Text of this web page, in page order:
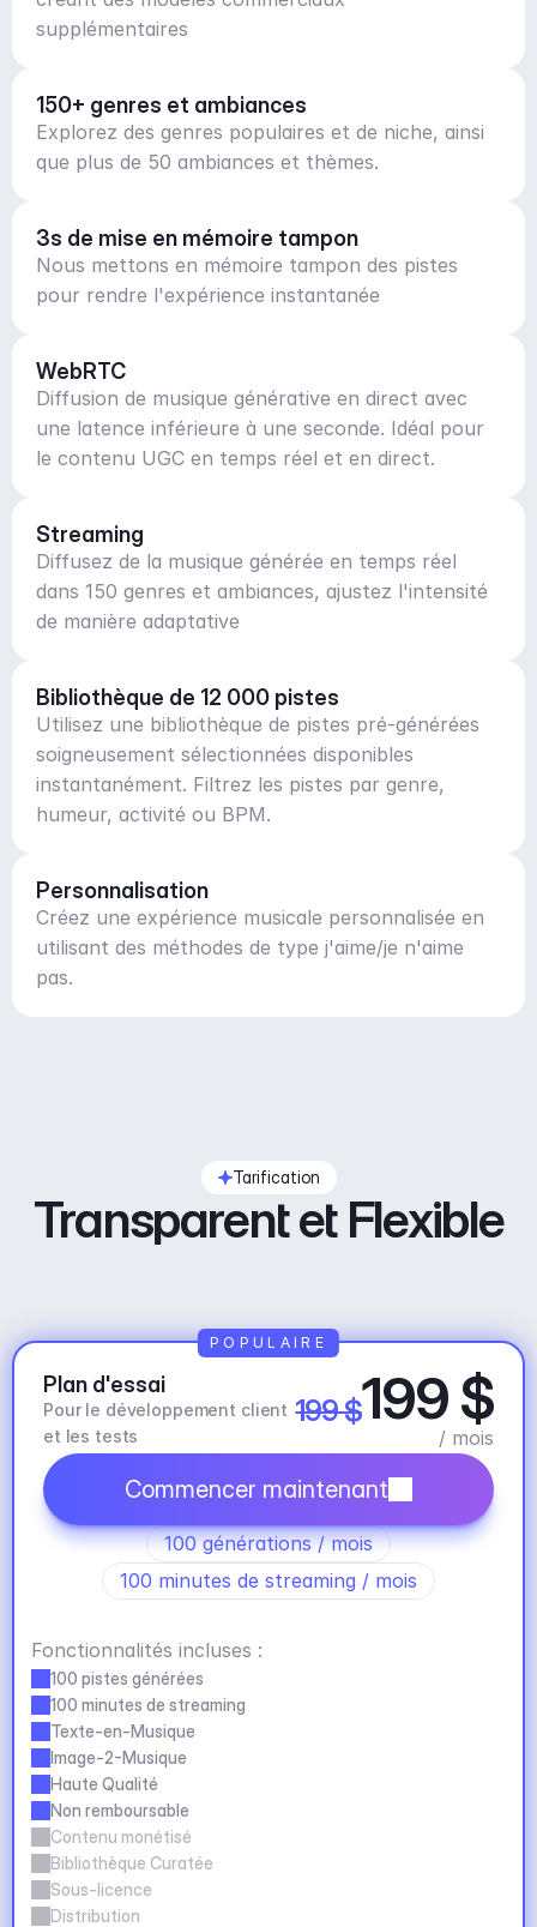
supplémentaires
150+ genres et ambiances
Explorez des genres populaires et de niche, ainsi
que plus de 50 ambiances et thèmes.
3s de mise en mémoire tampon
Nous mettons en mémoire tampon des pistes
pour rendre l'expérience instantanée
WebRTC
Diffusion de musique générative en direct avec
une latence inférieure à une seconde. Idéal pour
le contenu UGC en temps réel et en direct.
Streaming
Diffusez de la musique générée en temps réel
dans 150 genres et ambiances, ajustez l'intensité
de manière adaptative
Bibliothèque de 12 000 pistes
Utilisez une bibliothèque de pistes pré-générées
soigneusement sélectionnées disponibles
instantanément. Filtrez les pistes par genre,
humeur, activité ou BPM.
Personnalisation
Créez une expérience musicale personnalisée en
utilisant des méthodes de type j'aime/je n'aime
pas.
Tarification
Transparent et Flexible
Plan d'essai
Pour le développement client
et les tests
199 $199 $
/ mois
Commencer maintenant
100 générations / mois
100 minutes de streaming / mois
Fonctionnalités incluses :
100 pistes générées
100 minutes de streaming
Texte-en-Musique
Image-2-Musique
Haute Qualité
Non remboursable
Contenu monétisé
Bibliothèque Curatée
Sous-licence
Distribution
POPULAIRE